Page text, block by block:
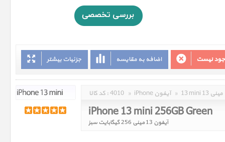
جزئیات بیشتر اضافه به مقایسه نیست
کد کالا : 4010 » iPhone آیفون » 13 mini 13 مینی
iPhone 13 mini 256GB Green
آیفون 13 مینی 256 گیگابایت سبز